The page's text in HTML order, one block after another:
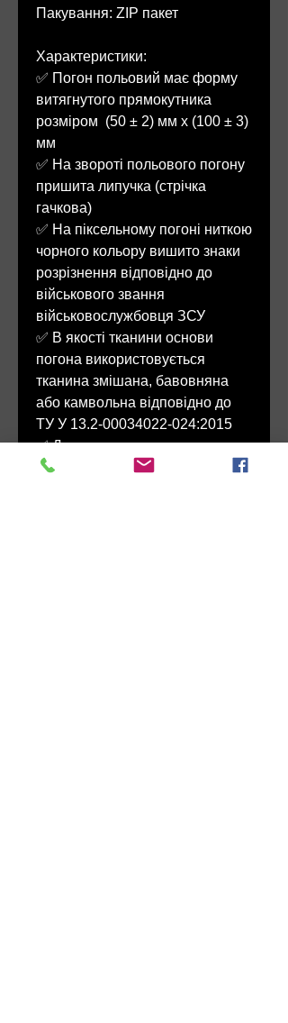
Пакування: ZIP пакет
Характеристики:
✅ Погон польовий має форму
витягнутого прямокутника
розміром (50 ± 2) мм х (100 ± 3)
мм
✅ На звороті польового погону
пришита липучка (стрічка
гачкова)
✅ На піксельному погоні ниткою
чорного кольору вишито знаки
розрізнення відповідно до
військового звання
військовослужбовця ЗСУ
✅ В якості тканини основи
погона використовується
тканина змішана, бавовняна
або камвольна відповідно до
ТУ У 13.2-00034022-024:2015
✅ Для виконання вишивки на
погоні використовуються нитки